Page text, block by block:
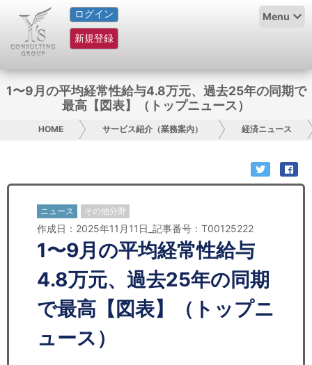
ログイン
新規登録
Menu
HOME
サービス紹介
グループ概要
お問い合わせ
日本人にPR
コンサルティング
リサーチ
セミナー
経済ニュース
1〜9月の平均経常性給与4.8万元、過去25年の同期で
最高【図表】（トップニュース）
HOME サービス紹介（業務案内） 経済ニュース
ニュース その他分野
作成日：2025年11月11日_記事番号：T00125222
1〜9月の平均経常性給与
4.8万元、過去25年の同期
で最高【図表】（トップニ
ュース）